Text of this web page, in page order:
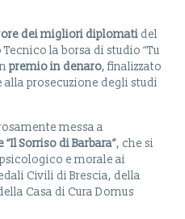
dei migliori diplomati del
la borsa di studio “Tu
premio in denaro, finalizzato
alla prosecuzione degli studi
messa a
Sorriso di Barbara”, che si
e morale ai
Civili di Brescia, della
Casa di Cura Domus